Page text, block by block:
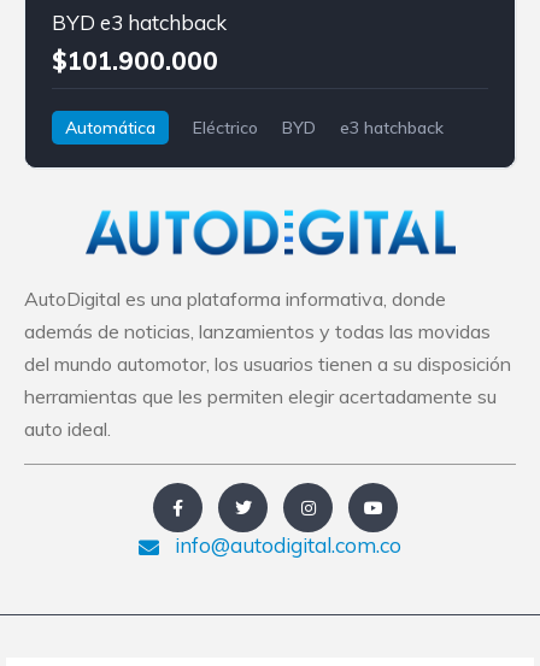
BYD e3 hatchback
$101.900.000
Automática Eléctrico BYD e3 hatchback
AutoDigital es una plataforma informativa, donde
además de noticias, lanzamientos y todas las movidas
del mundo automotor, los usuarios tienen a su disposición
herramientas que les permiten elegir acertadamente su
auto ideal.
info@autodigital.com.co